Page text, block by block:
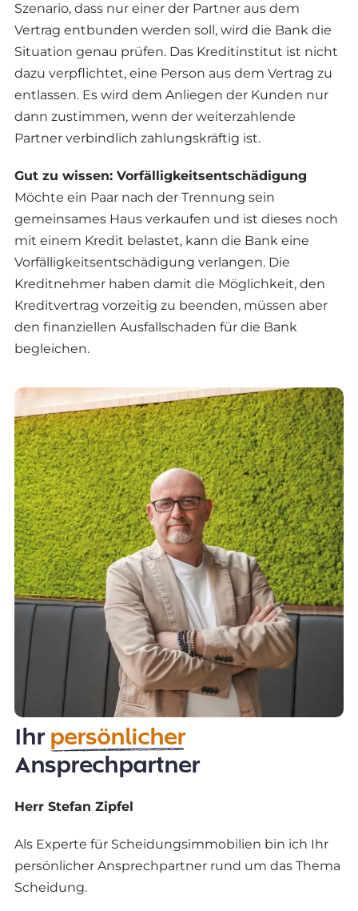
Szenario, dass nur einer der Partner aus dem
Vertrag entbunden werden soll, wird die Bank die
Situation genau prüfen. Das Kreditinstitut ist nicht
dazu verpflichtet, eine Person aus dem Vertrag zu
entlassen. Es wird dem Anliegen der Kunden nur
dann zustimmen, wenn der weiterzahlende
Partner verbindlich zahlungskräftig ist.
Gut zu wissen: Vorfälligkeitsentschädigung
Möchte ein Paar nach der Trennung sein
gemeinsames Haus verkaufen und ist dieses noch
mit einem Kredit belastet, kann die Bank eine
Vorfälligkeitsentschädigung verlangen. Die
Kreditnehmer haben damit die Möglichkeit, den
Kreditvertrag vorzeitig zu beenden, müssen aber
den finanziellen Ausfallschaden für die Bank
begleichen.
Ihrpersönlicher
Ansprechpartner
Herr Stefan Zipfel
Als Experte für Scheidungsimmobilien bin ich Ihr
persönlicher Ansprechpartner rund um das Thema
Scheidung.